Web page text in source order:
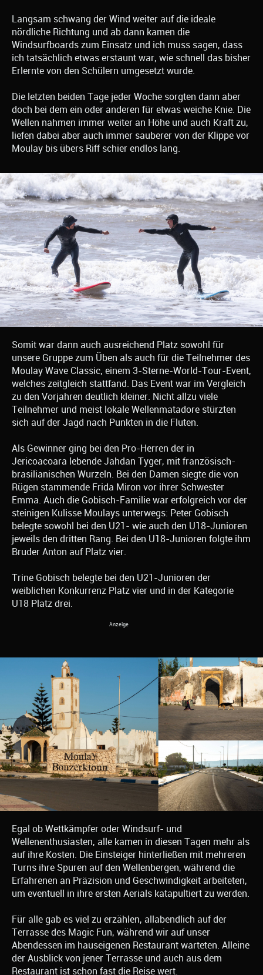
Langsam schwang der Wind weiter auf die ideale
nördliche Richtung und ab dann kamen die
Windsurfboards zum Einsatz und ich muss sagen, dass
ich tatsächlich etwas erstaunt war, wie schnell das bisher
Erlernte von den Schülern umgesetzt wurde.
Die letzten beiden Tage jeder Woche sorgten dann aber
doch bei dem ein oder anderen für etwas weiche Knie. Die
Wellen nahmen immer weiter an Höhe und auch Kraft zu,
liefen dabei aber auch immer sauberer von der Klippe vor
Moulay bis übers Riff schier endlos lang.
Somit war dann auch ausreichend Platz sowohl für
unsere Gruppe zum Üben als auch für die Teilnehmer des
Moulay Wave Classic, einem 3-Sterne-World-Tour-Event,
welches zeitgleich stattfand. Das Event war im Vergleich
zu den Vorjahren deutlich kleiner. Nicht allzu viele
Teilnehmer und meist lokale Wellenmatadore stürzten
sich auf der Jagd nach Punkten in die Fluten.
Als Gewinner ging bei den Pro-Herren der in
Jericoacoara lebende Jahdan Tyger, mit französisch-
brasilianischen Wurzeln. Bei den Damen siegte die von
Rügen stammende Frida Miron vor ihrer Schwester
Emma. Auch die Gobisch-Familie war erfolgreich vor der
steinigen Kulisse Moulays unterwegs: Peter Gobisch
belegte sowohl bei den U21- wie auch den U18-Junioren
jeweils den dritten Rang. Bei den U18-Junioren folgte ihm
Bruder Anton auf Platz vier.
Trine Gobisch belegte bei den U21-Junioren der
weiblichen Konkurrenz Platz vier und in der Kategorie
U18 Platz drei.
Egal ob Wettkämpfer oder Windsurf- und
Wellenenthusiasten, alle kamen in diesen Tagen mehr als
auf ihre Kosten. Die Einsteiger hinterließen mit mehreren
Turns ihre Spuren auf den Wellenbergen, während die
Erfahrenen an Präzision und Geschwindigkeit arbeiteten,
um eventuell in ihre ersten Aerials katapultiert zu werden.
Für alle gab es viel zu erzählen, allabendlich auf der
Terrasse des Magic Fun, während wir auf unser
Abendessen im hauseigenen Restaurant warteten. Alleine
der Ausblick von jener Terrasse und auch aus dem
Restaurant ist schon fast die Reise wert.